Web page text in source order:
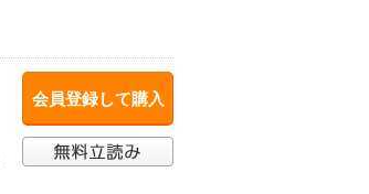
会員登録して購入